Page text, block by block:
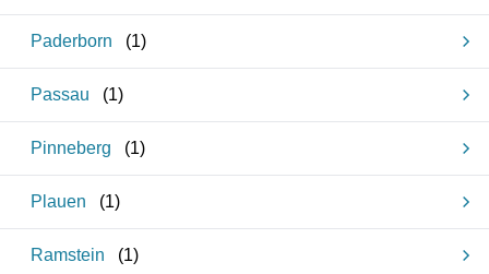
Paderborn (1)
Passau (1)
Pinneberg (1)
Plauen (1)
Ramstein (1)